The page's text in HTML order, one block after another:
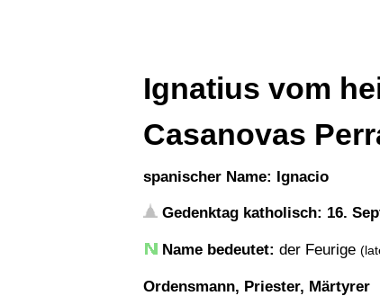
Ignatius vom
Casanovas
spanischer Name: Ignacio
Gedenktag katholisch: 16.
Name bedeutet: der Feurige
Ordensmann, Priester, Märtyrer